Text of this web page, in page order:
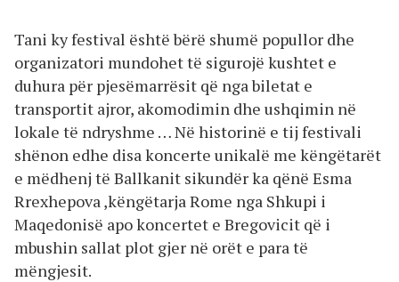
Tani ky festival është bërë shumë popullor dhe
organizatori mundohet të sigurojë kushtet e
duhura për pjesëmarrësit që nga biletat e
transportit ajror, akomodimin dhe ushqimin në
lokale të ndryshme … Në historinë e tij festivali
shënon edhe disa koncerte unikalë me këngëtarët
e mëdhenj të Ballkanit sikundër ka qënë Esma
Rrexhepova ,këngëtarja Rome nga Shkupi i
Maqedonisë apo koncertet e Bregovicit që i
mbushin sallat plot gjer në orët e para të
mëngjesit.